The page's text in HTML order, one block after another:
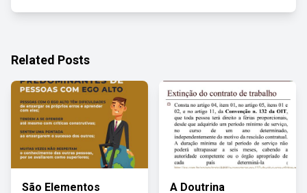
Related Posts
São Elementos
A Doutrina